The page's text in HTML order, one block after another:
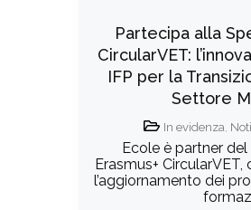
Partecipa alla
CircularVET:
IFP per la
Settore
In evidenza
Ecole è partner
Erasmus+
l’aggiornamento dei